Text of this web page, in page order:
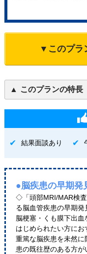
▼このプラ
このプランの特長
結果面談あり
●脳疾患の早期発
◇「頭部MRI/MAR検
る脳血管疾患の早期発
脳梗塞・くも膜下出
はじめられたい方にお
重篤な脳疾患を未然
患の既往歴のある方